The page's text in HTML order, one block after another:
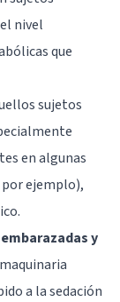
nivel
que
sujetos
en algunas
ejemplo),
y
a la sedación